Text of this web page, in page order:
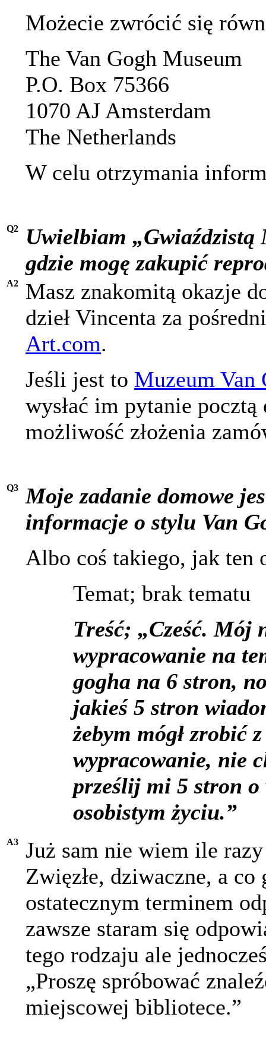
Możecie zwrócić się
The Van Gogh Museum
P.O. Box 75366
1070 AJ Amsterdam
The Netherlands
W celu otrzymania
Q2
Uwielbiam „Gwiaździstą
gdzie mogę zakupić
A2
Masz znakomitą okazje
dzieł Vincenta za
Art.com.
Jeśli jest to Muzeum Van
wysłać im pytanie
możliwość złożenia
Q3
Moje zadanie domowe
informacje o stylu Van
Albo coś takiego, jak ten
Temat; brak tematu
Treść; „Cześć. Mój
wypracowanie na
gogha na 6 stron,
jakieś 5 stron
żebym mógł zrobić
wypracowanie, nie
prześlij mi 5 stron o
osobistym życiu.”
A3
Już sam nie wiem ile
Zwięzłe, dziwaczne, a
ostatecznym terminem
zawsze staram się
tego rodzaju ale
„Proszę spróbować
miejscowej bibliotece.”